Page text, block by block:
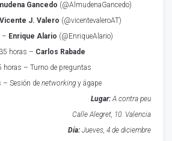
Gancedo (@AlmudenaGancedo)
Vicente J. Valero (@vicentevaleroAT)
– Enrique Alario (@EnriqueAlario)
horas – Carlos Rabade
horas – Turno de preguntas
– Sesión de networkingy ágape
Lugar:A contra peu
Calle Alegret, 10. Valencia
Día:Jueves, 4 de diciembre